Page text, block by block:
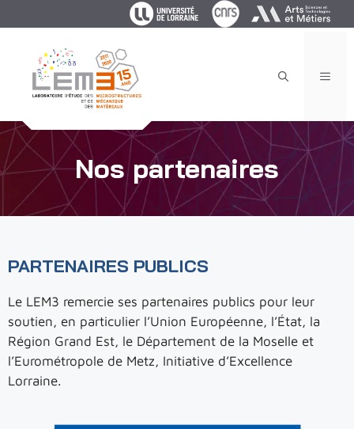
au
Nos partenaires
PARTENAIRES PUBLICS
Le LEM3 remercie ses partenaires publics pour leur
soutien, en particulier l’Union Européenne, l’État, la
Région Grand Est, le Département de la Moselle et
l’Eurométropole de Metz, Initiative d’Excellence
Lorraine.